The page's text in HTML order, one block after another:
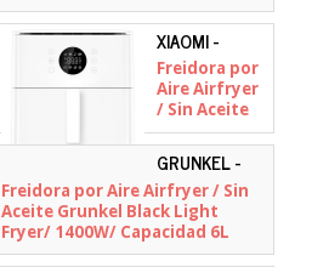
XIAOMI -
BHR083MEU
Freidora por
Aire Airfryer
/ Sin Aceite
Xiaomi Air
Fryer 6.5L/
1700W/
Capacidad
6.5L
GRUNKEL -
BLACKLIGHTFRYER
Freidora por Aire Airfryer / Sin
Aceite Grunkel Black Light
Fryer/ 1400W/ Capacidad 6L